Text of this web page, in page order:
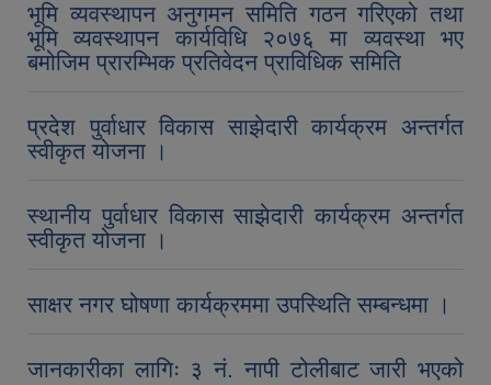
भूमि व्यवस्थापन अनुगमन समिति गठन गरिएको तथा
भूमि व्यवस्थापन कार्यविधि २०७६ मा व्यवस्था भए
बमोजिम प्रारम्भिक प्रतिवेदन प्राविधिक समिति
प्रदेश पुर्वाधार विकास साझेदारी कार्यक्रम अन्तर्गत
स्वीकृत योजना ।
स्थानीय पुर्वाधार विकास साझेदारी कार्यक्रम अन्तर्गत
स्वीकृत योजना ।
साक्षर नगर घोषणा कार्यक्रममा उपस्थिति सम्बन्धमा ।
जानकारीका लागिः ३ नं. नापी टोलीबाट जारी भएको